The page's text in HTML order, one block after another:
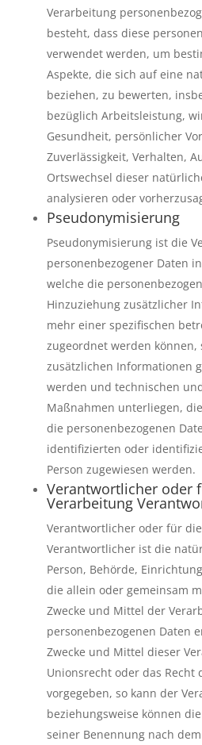
Verarbeitung
besteht, dass diese
verwendet werden, um
Aspekte, die sich auf eine
beziehen, zu bewerten,
bezüglich Arbeitsleistung,
Gesundheit, persönlicher
Zuverlässigkeit, Verhalten,
Ortswechsel dieser
analysieren oder
Pseudonymisierung
Pseudonymisierung ist die
personenbezogener Daten
welche die
Hinzuziehung zusätzlicher
mehr einer spezifischen
zugeordnet werden können,
zusätzlichen Informationen
werden und technischen
Maßnahmen unterliegen,
die personenbezogenen
identifizierten oder
Person zugewiesen werden.
Verantwortlicher oder
Verarbeitung
Verantwortlicher oder für
Verantwortlicher ist die
Person, Behörde,
die allein oder gemeinsam
Zwecke und Mittel der
personenbezogenen Daten
Zwecke und Mittel dieser
Unionsrecht oder das Recht
vorgegeben, so kann der
beziehungsweise können
seiner Benennung nach